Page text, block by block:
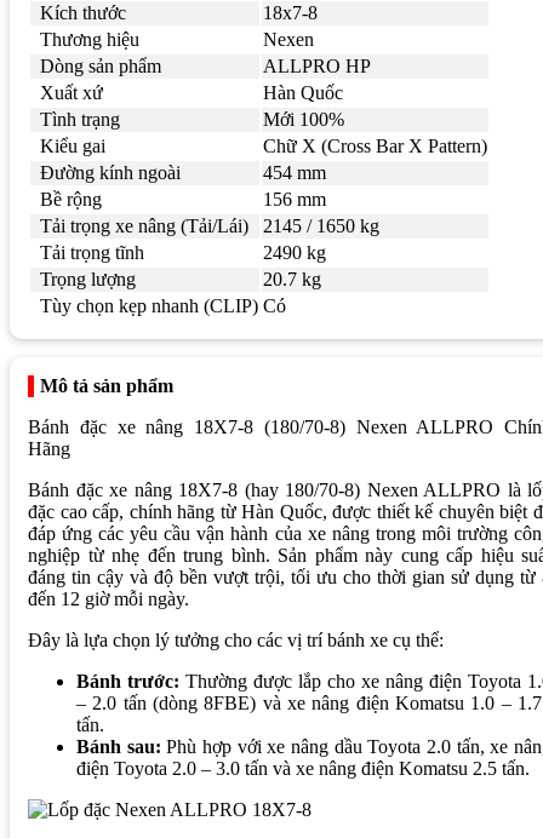
Kích thước
18x7-8
Thương hiệu
Nexen
Dòng sản phẩm
ALLPRO HP
Xuất xứ
Hàn Quốc
Tình trạng
Mới 100%
Kiểu gai
Chữ X (Cross Bar X Pattern)
Đường kính ngoài
454 mm
Bề rộng
156 mm
Tải trọng xe nâng (Tải/Lái)
2145 / 1650 kg
Tải trọng tĩnh
2490 kg
Trọng lượng
20.7 kg
Tùy chọn kẹp nhanh (CLIP) Có
Mô tả sản phẩm
Bánh đặc xe nâng 18X7-8 (180/70-8) Nexen ALLPRO
Hãng
Bánh đặc xe nâng 18X7-8 (hay 180/70-8) Nexen ALLPRO là
đặc cao cấp, chính hãng từ Hàn Quốc, được thiết kế chuyên biệt
đáp ứng các yêu cầu vận hành của xe nâng trong môi trường
nghiệp từ nhẹ đến trung bình. Sản phẩm này cung cấp hiệu
đáng tin cậy và độ bền vượt trội, tối ưu cho thời gian sử dụng từ
đến 12 giờ mỗi ngày.
Đây là lựa chọn lý tưởng cho các vị trí bánh xe cụ thể:
Bánh trước: Thường được lắp cho xe nâng điện Toyota
– 2.0 tấn (dòng 8FBE) và xe nâng điện Komatsu 1.0 –
tấn.
Bánh sau: Phù hợp với xe nâng dầu Toyota 2.0 tấn, xe
điện Toyota 2.0 – 3.0 tấn và xe nâng điện Komatsu 2.5 tấn.